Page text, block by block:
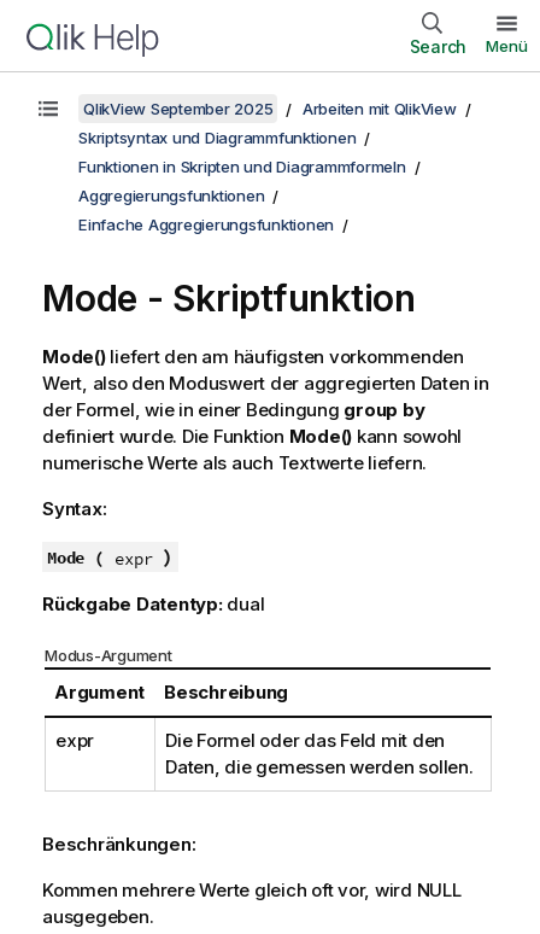
Search Menü
QlikView September 2025
Arbeiten mit QlikView
Skriptsyntax und Diagrammfunktionen
Funktionen in Skripten und Diagrammformeln
Aggregierungsfunktionen
Einfache Aggregierungsfunktionen
Mode - Skriptfunktion
Mode()liefert den am häufigsten vorkommenden
Wert, also den Moduswert der aggregierten Daten in
der Formel, wie in einer Bedingung group by
definiert wurde. Die Funktion Mode() kann sowohl
numerische Werte als auch Textwerte liefern.
Syntax:
Mode ( expr )
Rückgabe Datentyp: dual
Modus-Argument
Argument Beschreibung
expr
Die Formel oder das Feld mit den
Daten, die gemessen werden sollen.
Beschränkungen:
Kommen mehrere Werte gleich oft vor, wird NULL
ausgegeben.